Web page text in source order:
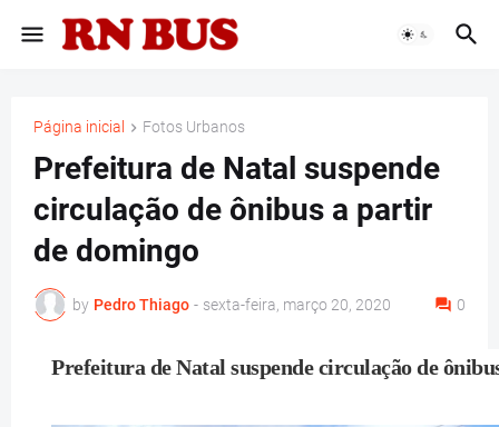
Página inicial Fotos Urbanos
Prefeitura de Natal suspende
circulação de ônibus a partir
de domingo
by Pedro Thiago - sexta-feira, março 20, 2020 0
Prefeitura de Natal suspende circulação de